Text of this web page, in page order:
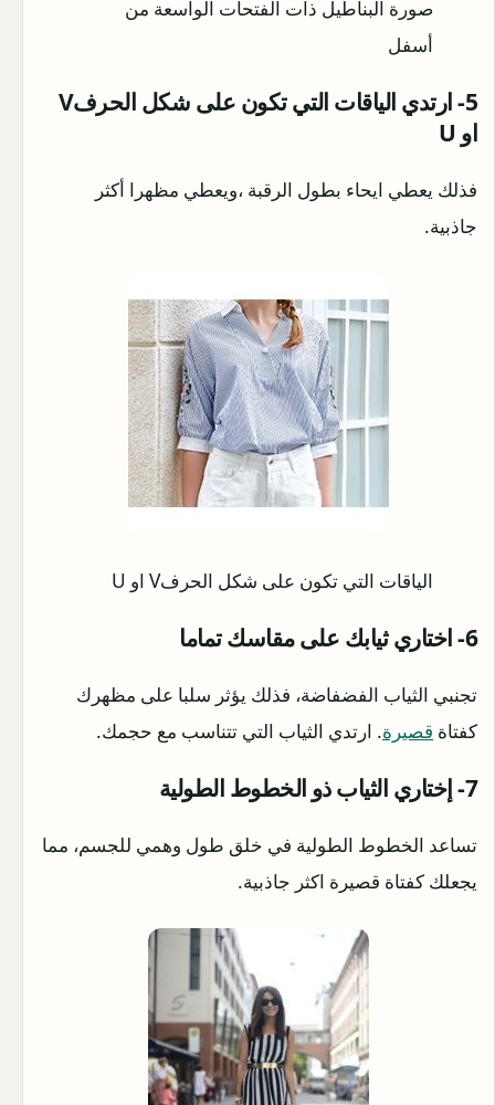
صورة البناطيل ذات الفتحات الواسعة من
أسفل
5- ارتدي الياقات التي تكون على شكل الحرفV
او U
فذلك يعطي ايحاء بطول الرقبة ،ويعطي مظهرا أكثر
جاذبية.
الياقات التي تكون على شكل الحرفV او U
6- اختاري ثيابك على مقاسك تماما
تجنبي الثياب الفضفاضة، فذلك يؤثر سلبا على مظهرك
كفتاة قصيرة. ارتدي الثياب التي تتناسب مع حجمك.
7- إختاري الثياب ذو الخطوط الطولية
تساعد الخطوط الطولية في خلق طول وهمي للجسم، مما
يجعلك كفتاة قصيرة اكثر جاذبية.